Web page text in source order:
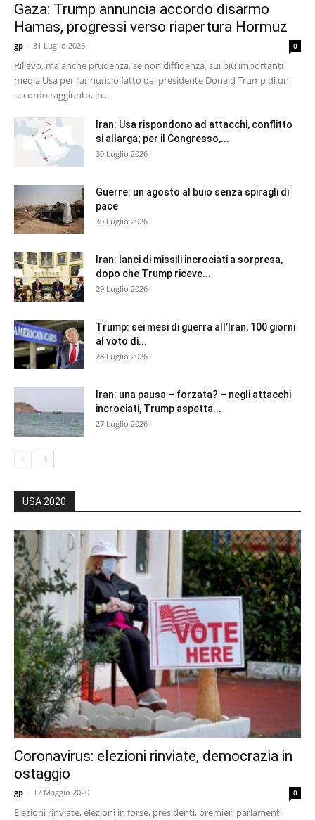
Gaza: Trump annuncia accordo disarmo
Hamas, progressi verso riapertura Hormuz
gp - 31 Luglio 2026 0
Rilievo, ma anche prudenza, se non diffidenza, sui più importanti
media Usa per l’annuncio fatto dal presidente Donald Trump di un
accordo raggiunto, in...
Iran: Usa rispondono ad attacchi, conflitto
si allarga; per il Congresso,...
30 Luglio 2026
Guerre: un agosto al buio senza spiragli di
pace
30 Luglio 2026
Iran: lanci di missili incrociati a sorpresa,
dopo che Trump riceve...
29 Luglio 2026
Trump: sei mesi di guerra all’Iran, 100 giorni
al voto di...
28 Luglio 2026
Iran: una pausa – forzata? – negli attacchi
incrociati, Trump aspetta...
27 Luglio 2026
USA 2020
Coronavirus: elezioni rinviate, democrazia in
ostaggio
gp - 17 Maggio 2020 0
Elezioni rinviate, elezioni in forse, presidenti, premier, parlamenti